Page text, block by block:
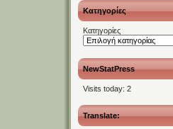
Kατηγορίες
Kατηγορίες
NewStatPress
Visits today: 2
Translate: